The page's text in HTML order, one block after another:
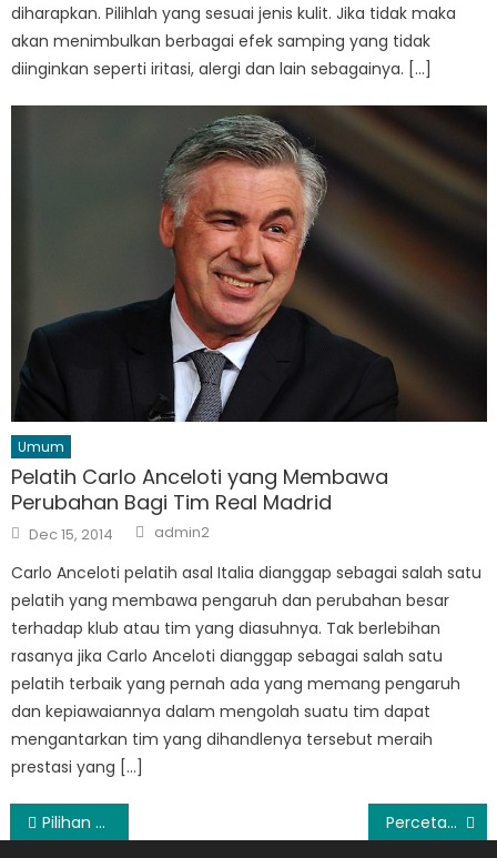
diharapkan. Pilihlah yang sesuai jenis kulit. Jika tidak maka
akan menimbulkan berbagai efek samping yang tidak
diinginkan seperti iritasi, alergi dan lain sebagainya. […]
Umum
Pelatih Carlo Anceloti yang Membawa
Perubahan Bagi Tim Real Madrid
Posted
on
Dec 15, 2014 Author
admin2
Carlo Anceloti pelatih asal Italia dianggap sebagai salah satu
pelatih yang membawa pengaruh dan perubahan besar
terhadap klub atau tim yang diasuhnya. Tak berlebihan
rasanya jika Carlo Anceloti dianggap sebagai salah satu
pelatih terbaik yang pernah ada yang memang pengaruh
dan kepiawaiannya dalam mengolah suatu tim dapat
mengantarkan tim yang dihandlenya tersebut meraih
prestasi yang […]
Post
Pilihan Harga Digital Printing Snapy Percetakan Berpengalaman Berikan Harga Digital Printing Yang Spesial